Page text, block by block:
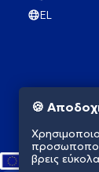
EL
🍪
βρεις